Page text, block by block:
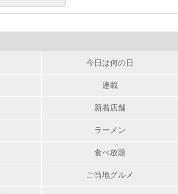
今日は何の日
連載
新着店舗
ラーメン
食べ放題
ご当地グルメ